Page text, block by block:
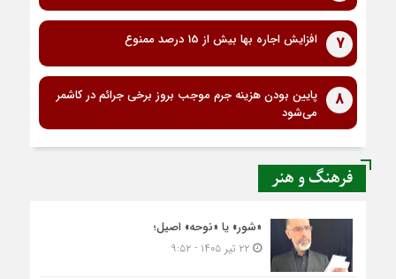
7 افزایش اجاره بها بیش از 15 درصد ممنوع
8
پایین بودن هزینه جرم موجب بروز برخی جرائم در کاشمر
می‌شود
فرهنگ و هنر
«شور» یا «نوحه» اصیل؛
۲۲ تیر ۱۴۰۵ - ۹:۵۲